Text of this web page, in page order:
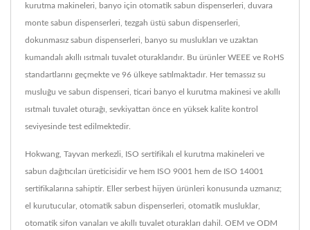
kurutma makineleri, banyo için otomatik sabun dispenserleri, duvara
monte sabun dispenserleri, tezgah üstü sabun dispenserleri,
dokunmasız sabun dispenserleri, banyo su muslukları ve uzaktan
kumandalı akıllı ısıtmalı tuvalet oturaklarıdır. Bu ürünler WEEE ve RoHS
standartlarını geçmekte ve 96 ülkeye satılmaktadır. Her temassız su
musluğu ve sabun dispenseri, ticari banyo el kurutma makinesi ve akıllı
ısıtmalı tuvalet oturağı, sevkiyattan önce en yüksek kalite kontrol
seviyesinde test edilmektedir.
Hokwang, Tayvan merkezli, ISO sertifikalı el kurutma makineleri ve
sabun dağıtıcıları üreticisidir ve hem ISO 9001 hem de ISO 14001
sertifikalarına sahiptir. Eller serbest hijyen ürünleri konusunda uzmanız;
el kurutucular, otomatik sabun dispenserleri, otomatik musluklar,
otomatik sifon vanaları ve akıllı tuvalet oturakları dahil. OEM ve ODM